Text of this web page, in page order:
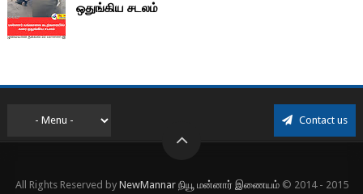
ஒதுங்கிய சடலம்
Contact us
All Rights Reserved by NewMannar நியூ மன்னார் இணையம் © 2014 - 2015